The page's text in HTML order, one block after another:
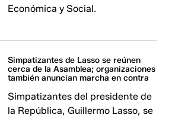
Económica y Social.
Simpatizantes de Lasso se reúnen
cerca de la Asamblea; organizaciones
también anuncian marcha en contra
Simpatizantes del presidente de
la República, Guillermo Lasso, se